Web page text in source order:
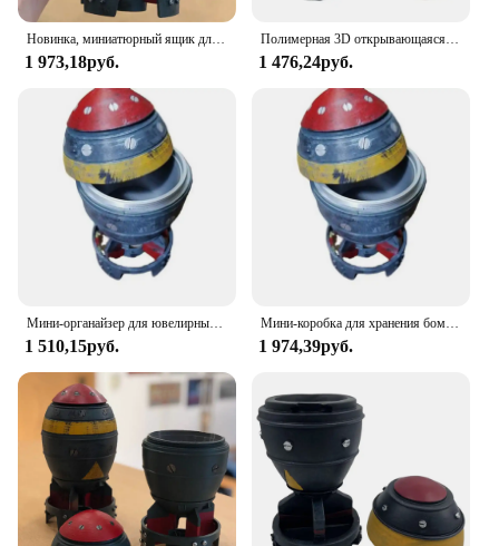
Новинка, миниатюрный ящик для хранения Nuke Bomb, ретро, Статуэтка из смолы, рабочее искусство, Декор для дома, спальни, офиса, настольное украшение, 1 шт.
1 973,18руб.
Полимерная 3D открывающаяся реактивная скульптура, мини-ящик для хранения бомбы Nuke, модель ракеты для дома, спальни, офиса, настольное украшение
1 476,24руб.
Мини-органайзер для ювелирных изделий Nuke, мини-ящик для хранения с секретным хранилищем, в форме ракеты, орнаментный Органайзер
1 510,15руб.
Мини-коробка для хранения бомб Nuke с секретным хранилищем Мини-коробка для хранения ракетного орнамента Nuke
1 974,39руб.